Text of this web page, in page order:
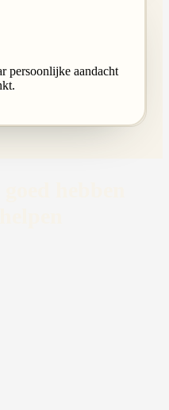
persoonlijke aandacht